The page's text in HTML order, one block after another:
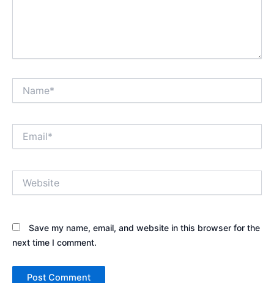
Save my name, email, and website in this browser for the
next time I comment.